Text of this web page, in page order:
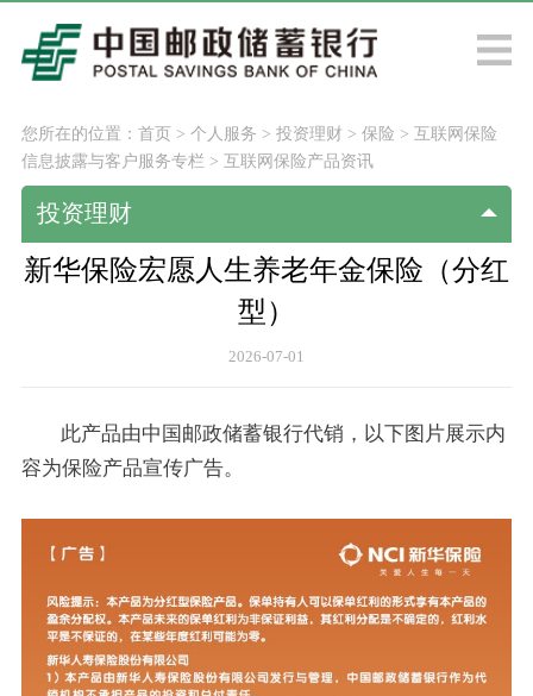
您所在的位置： 首页> 个人服务 > 投资理财 > 保险 > 互联网保险
信息披露与客户服务专栏 > 互联网保险产品资讯
投资理财
新华保险宏愿人生养老年金保险（分红
型）
2026-07-01
此产品由中国邮政储蓄银行代销，以下图片展示内
容为保险产品宣传广告。